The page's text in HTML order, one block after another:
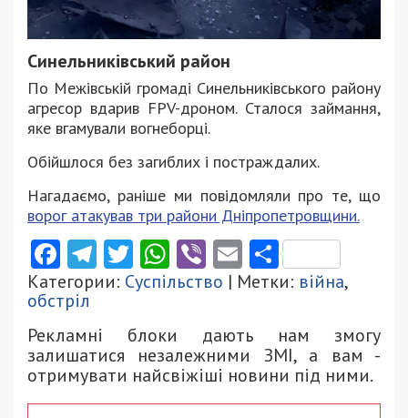
Синельниківський район
По Межівській громаді Синельниківського району
агресор вдарив FPV-дроном. Сталося займання,
яке вгамували вогнеборці.
Обійшлося без загиблих і постраждалих.
Нагадаємо, раніше ми повідомляли про те, що
ворог атакував три райони Дніпропетровщини.
Facebook
Telegram
Twitter
WhatsApp
ViberEmail
Категории: Суспільство | Метки: війна,
обстріл
Рекламні блоки дають нам змогу
залишатися незалежними ЗМІ, а вам -
отримувати найсвіжіші новини під ними.